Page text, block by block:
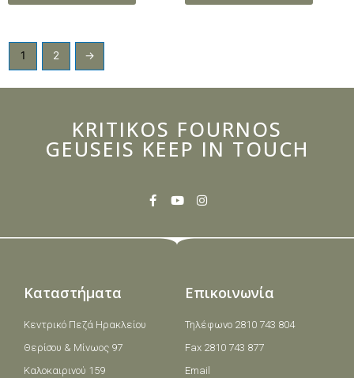
1 2 →
KRITIKOS FOURNOS
GEUSEIS KEEP IN TOUCH
Καταστήματα
Κεντρικό Πεζά Ηρακλείου
Θερίσου & Μίνωος 97
Καλοκαιρινού 159
Επικοινωνία
Τηλέφωνο 2810 743 804
Fax 2810 743 877
Email